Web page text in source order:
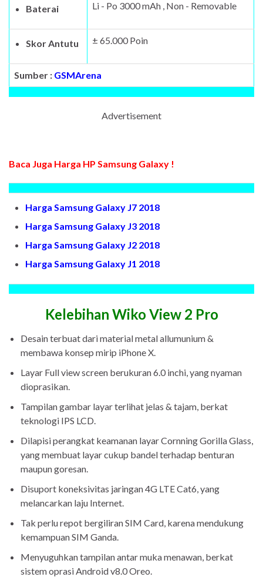
Baterai Li - Po 3000 mAh , Non - Removable
Skor Antutu ± 65.000 Poin
Sumber : GSMArena
Advertisement
Baca Juga Harga HP Samsung Galaxy !
Harga Samsung Galaxy J7 2018
Harga Samsung Galaxy J3 2018
Harga Samsung Galaxy J2 2018
Harga Samsung Galaxy J1 2018
Kelebihan Wiko View 2 Pro
Desain terbuat dari material metal allumunium &
membawa konsep mirip iPhone X.
Layar Full view screen berukuran 6.0 inchi, yang nyaman
dioprasikan.
Tampilan gambar layar terlihat jelas & tajam, berkat
teknologi IPS LCD.
Dilapisi perangkat keamanan layar Cornning Gorilla Glass,
yang membuat layar cukup bandel terhadap benturan
maupun goresan.
Disuport koneksivitas jaringan 4G LTE Cat6, yang
melancarkan laju Internet.
Tak perlu repot bergiliran SIM Card, karena mendukung
kemampuan SIM Ganda.
Menyuguhkan tampilan antar muka menawan, berkat
sistem oprasi Android v8.0 Oreo.